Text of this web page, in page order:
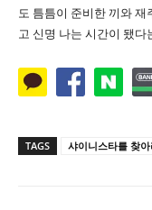
도 틈틈이 준비한 끼와
고 신명 나는 시간이 됐다
TAGS 샤이니스타를 찾